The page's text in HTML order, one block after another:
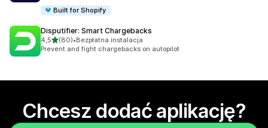
Built for Shopify
Disputifier: Smart Chargebacks
4,5na 5 gwiazdek
(80)
Łączna liczba recenzji: 80
•Bezpłatna instalacja
Prevent and fight chargebacks on autopilot
Chcesz dodać aplikację?